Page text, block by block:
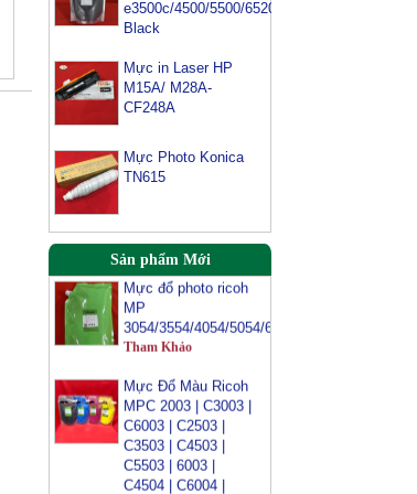
e3500c/4500/5500/6520/6540-
Black
Mực in Laser HP
M15A/ M28A-
CF248A
Mực Photo Konica
TN615
Sản phẩm Mới
ricoh MP 2554/
3054/ 3554/
3054SP/ 3554SP
Mực Photocopy
Ricoh 6210D
Mực đổ photo ricoh
MP
3054/3554/4054/5054/6054
Tham Khảo
Mực Đổ Màu Ricoh
C6003 | C2503 |
C3503 | C4503 |
C5503 | 6003 |
C4504 | C6004 |
C2011 | C2004 |
MPC3002 |